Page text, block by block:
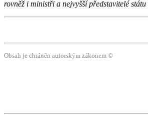
rovněž i ministři a nejvyšší představitelé
Obsah je chráněn autorským zákonem ©